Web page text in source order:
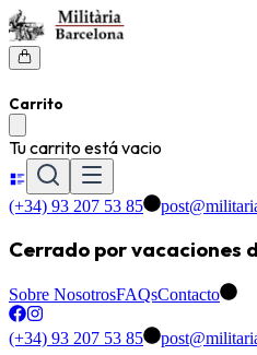
Carrito
Tu carrito está vacio
(+34) 93 207 53 85
Cerrado por vacaciones
Sobre NosotrosFAQsContacto
(+34) 93 207 53 85